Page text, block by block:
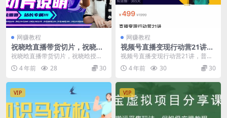
网赚教程
祝晓晗直播带货切片，祝晓晗
授权达人切片说明
祝晓晗直播带货切片，祝晓晗授权
达人切片说明 课程目录： 祝晓晗剪
辑培训-带货技巧...
4 年前 28 30
网赚教程
视频号直播变现行动营21讲，
普通人在视频号直播快速变现
视频号直播变现行动营21讲，普通
人在视频号直播快速变现 课程目录:
第1课：复盘...
4 年前 30 30
VIP VIP